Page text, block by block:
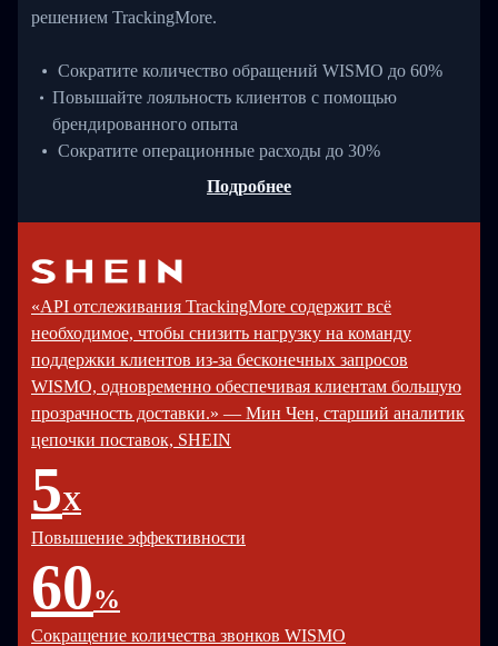
решением TrackingMore.
Сократите количество обращений WISMO до 60%
Повышайте лояльность клиентов с помощью
брендированного опыта
Сократите операционные расходы до 30%
Подробнее
«API отслеживания TrackingMore содержит всё
необходимое, чтобы снизить нагрузку на команду
поддержки клиентов из-за бесконечных запросов
WISMO, одновременно обеспечивая клиентам большую
прозрачность доставки.» — Мин Чен, старший аналитик
цепочки поставок, SHEIN
5X
Повышение эффективности
60%
Сокращение количества звонков WISMO